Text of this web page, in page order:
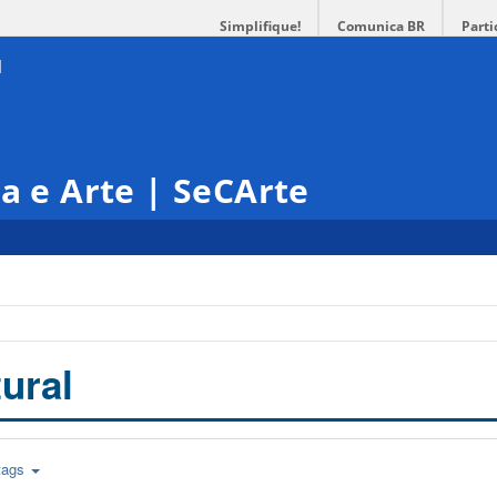
Simplifique! Comunica BR
e Arte | SeCArte